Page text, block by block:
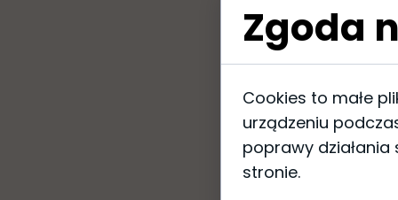
Zgoda
Cookies to małe
urządzeniu
poprawy
stronie.